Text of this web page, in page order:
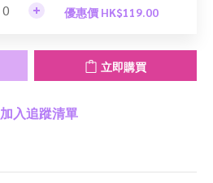
優惠價 HK$119.00
立即購買
加入追蹤清單